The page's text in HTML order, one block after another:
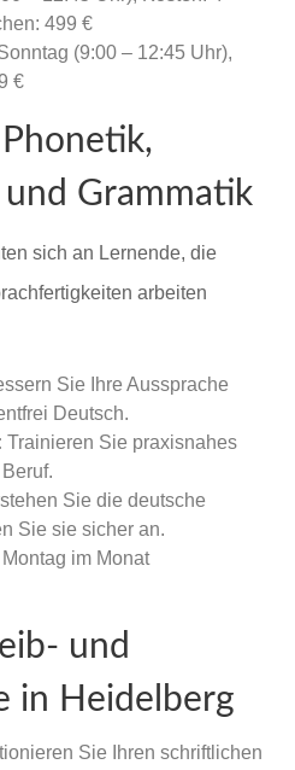
499 €
(9:00 – 12:45 Uhr),
€
Grammatik
sich an Lernende, die
arbeiten
Sie Ihre Aussprache
Deutsch.
Trainieren Sie praxisnahes
Sie die deutsche
Sie sie sicher an.
im Monat
und
in Heidelberg
Sie Ihren schriftlichen